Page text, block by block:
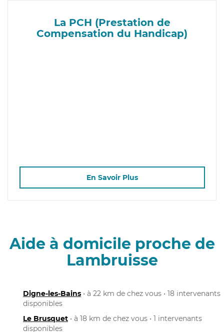
La PCH (Prestation de
Compensation du Handicap)
En Savoir Plus
Aide à domicile proche de
Lambruisse
Digne-les-Bains • à 22 km de chez vous • 18 intervenants
disponibles
Le Brusquet • à 18 km de chez vous • 1 intervenants
disponibles